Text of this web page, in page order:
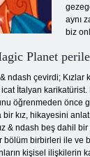
aynı
biz
Planet
ndash çevirdi; Kızlar
İtalyan
öğrenmeden önce
kız, hikayesini
& ndash beş dahil
bölüm birbirleri ile ve
kişisel ilişkilerin